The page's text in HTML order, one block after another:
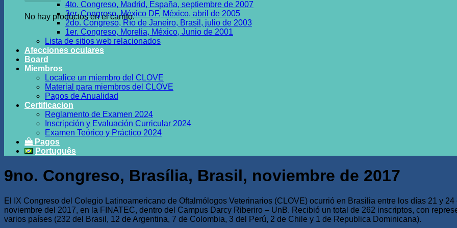
No hay productos en el carrito.
4to. Congreso, Madrid, España, septiembre de 2007
3er. Congreso, México DF, México, abril de 2005
2do. Congreso, Río de Janeiro, Brasil, julio de 2003
1er. Congreso, Morelia, México, Junio de 2001
Lista de sitios web relacionados
Afecciones oculares
Board
Miembros
Localice un miembro del CLOVE
Material para miembros del CLOVE
Pagos de Anualidad
Certificacion
Reglamento de Examen 2024
Inscripción y Evaluación Curricular 2024
Examen Teórico y Práctico 2024
Pagos
Português
9no. Congreso, Brasília, Brasil, noviembre de 2017
El IX Congreso del Colegio Latinoamericano de Oftalmólogos Veterinarios (CLOVE) ocurrió en Brasilia entre los días 21 y 24
noviembre del 2017, en la FINATEC, dentro del Campus Darcy Riberiro – UnB. Recibió un total de 262 inscriptos, con
varios países (232 del Brasil, 12 de Argentina, 7 de Colombia, 3 del Perú, 2 de Chile y 1 de Republica Dominicana).